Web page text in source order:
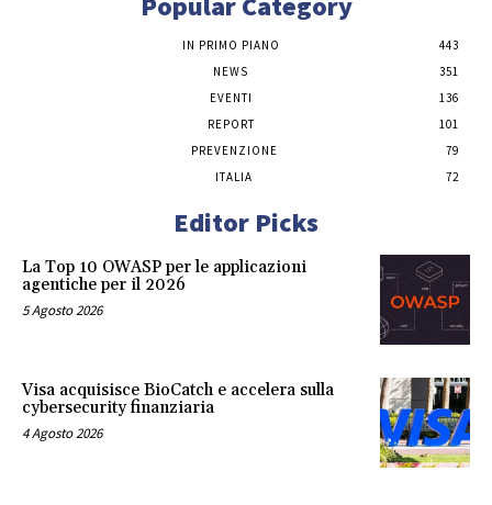
IN PRIMO PIANO
443
NEWS
351
EVENTI
136
REPORT
101
PREVENZIONE
79
ITALIA
72
Editor Picks
La Top 10 OWASP per le applicazioni
agentiche per il 2026
5 Agosto 2026
Visa acquisisce BioCatch e accelera sulla
cybersecurity finanziaria
4 Agosto 2026